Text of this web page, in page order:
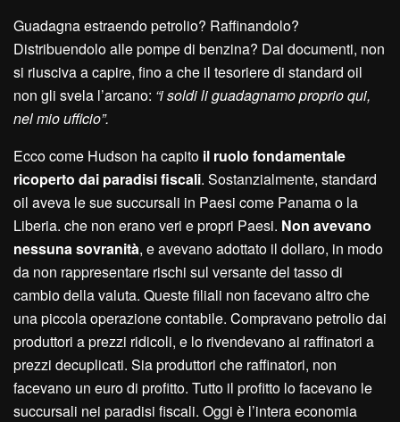
Guadagna estraendo petrolio? Raffinandolo?
Distribuendolo alle pompe di benzina? Dai documenti, non
si riusciva a capire, fino a che il tesoriere di standard oil
non gli svela l’arcano: “i soldi li guadagnamo proprio qui,
nel mio ufficio”.
Ecco come Hudson ha capito il ruolo fondamentale
ricoperto dai paradisi fiscali. Sostanzialmente, standard
oil aveva le sue succursali in Paesi come Panama o la
Liberia. che non erano veri e propri Paesi. Non avevano
nessuna sovranità, e avevano adottato il dollaro, in modo
da non rappresentare rischi sul versante del tasso di
cambio della valuta. Queste filiali non facevano altro che
una piccola operazione contabile. Compravano petrolio dai
produttori a prezzi ridicoli, e lo rivendevano ai raffinatori a
prezzi decuplicati. Sia produttori che raffinatori, non
facevano un euro di profitto. Tutto il profitto lo facevano le
succursali nei paradisi fiscali. Oggi è l’intera economia